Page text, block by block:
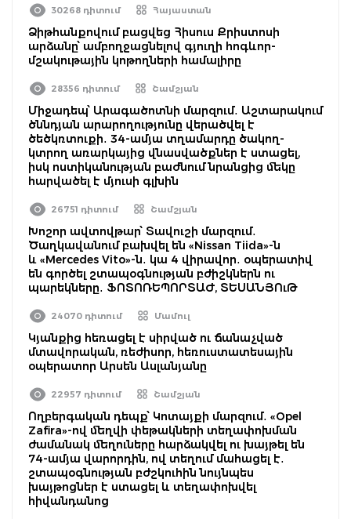
30268 դիտում Հայաստան
Ձիթհանքովում բացվեց Հիսուս Քրիստոսի
արձանը՝ ամբողջացնելով գյուղի հոգևոր-
մշակութային կոթողների համալիրը
28356 դիտում Շամշյան
Միջադեպ՝ Արագածոտնի մարզում․ Աշտարակում
ծննդյան արարողությունը վերածվել է
ծեծկռտուքի․ 34-ամյա տղամարդը ծակող-
կտրող առարկայից վնասվածքներ է ստացել,
իսկ ոստիկանության բաժնում նրանցից մեկը
հարվածել է մյուսի գլխին
26751 դիտում Շամշյան
Խոշոր ավտովթար՝ Տավուշի մարզում․
Ծաղկավանում բախվել են «Nissan Tiida»-ն
և «Mercedes Vito»-ն․ կա 4 վիրավոր․ օպերատիվ
են գործել շտապօգնության բժիշկներն ու
պարեկները․ ՖՈՏՈՌԵՊՈՐՏԱԺ, ՏԵՍԱՆՅՈւԹ
24070 դիտում Մամուլ
Կյանքից հեռացել է սիրված ու ճանաչված
մտավորական, ռեժիսոր, հեռուստատեսային
օպերատոր Արսեն Ասլանյանը
22957 դիտում Շամշյան
Ողբերգական դեպք՝ Կոտայքի մարզում․ «Opel
Zafira»-ով մեղվի փեթակների տեղափոխման
ժամանակ մեղուները հարձակվել ու խայթել են
74-ամյա վարորդին, ով տեղում մահացել է․
շտապօգնության բժշկուհին նույնպես
խայթոցներ է ստացել և տեղափոխվել
հիվանդանոց